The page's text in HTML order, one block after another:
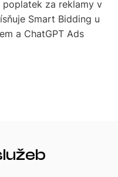
za reklamy v
Smart Bidding u
a ChatGPT Ads